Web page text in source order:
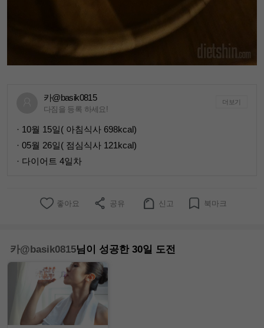
카@basik0815
다짐을 등록 하세요!
더보기
· 10월 15일( 아침식사 698kcal)
· 05월 26일( 점심식사 121kcal)
· 다이어트 4일차
좋아요 공유 신고 북마크
카@basik0815님이 성공한 30일 도전